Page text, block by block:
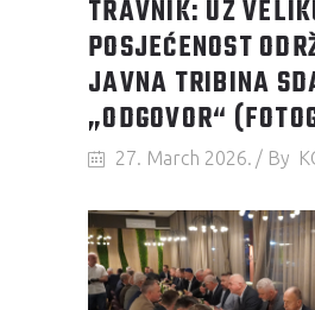
TRAVNIK: UZ
POSJEĆENOST
JAVNA TRIBINA
„ODGOVOR“
27. March 2026. By